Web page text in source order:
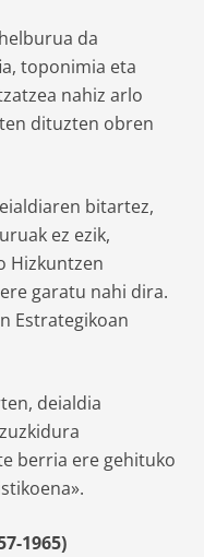
da
toponimia eta
nahiz arlo
dituzten obren
bitartez,
ez ezik,
Hizkuntzen
garatu nahi dira.
Estrategikoan
deialdia
berria ere gehituko
1965)